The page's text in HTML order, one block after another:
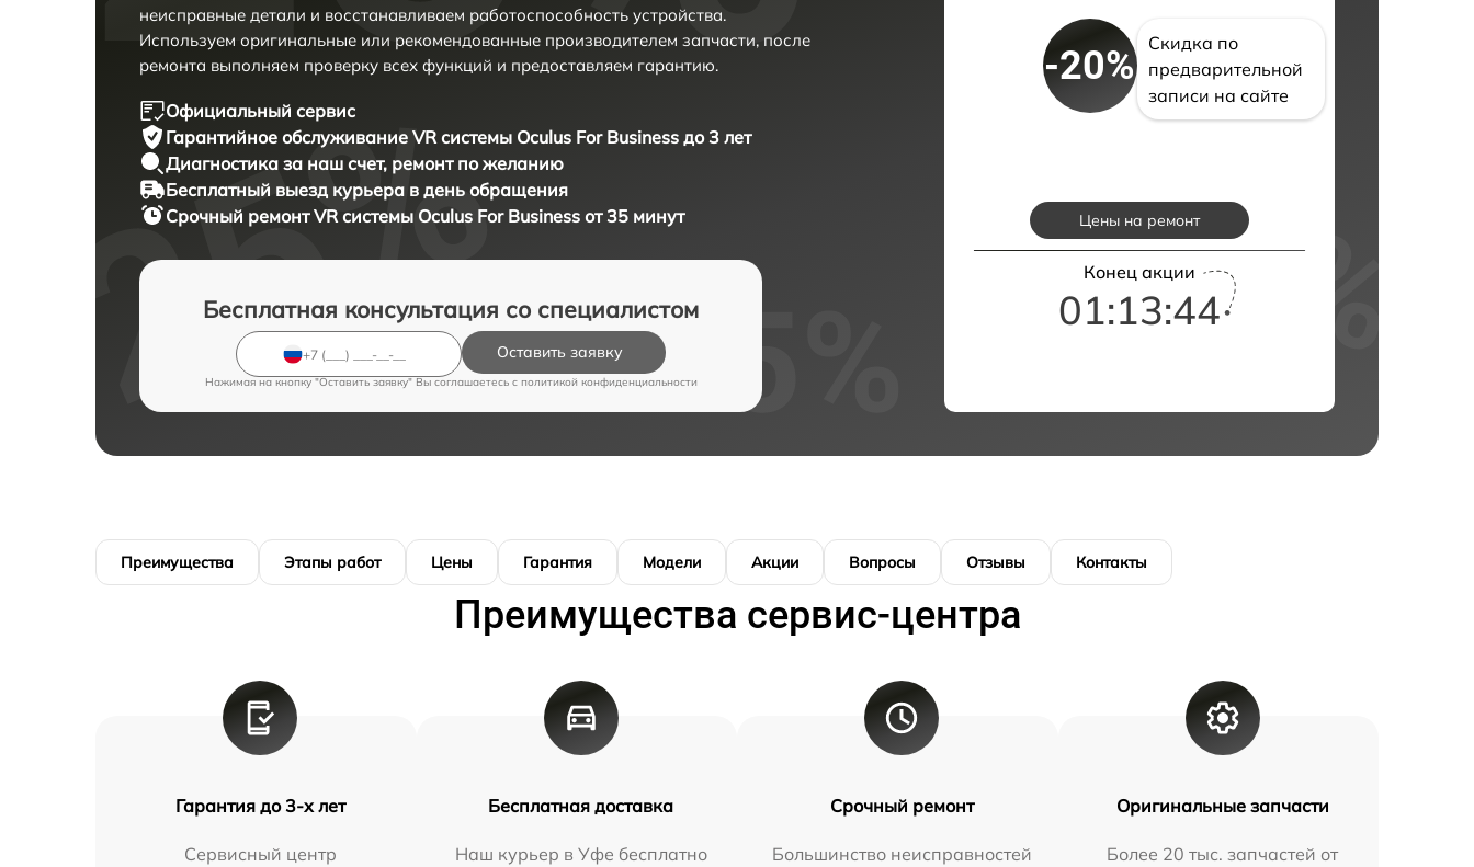
неисправные детали и восстанавливаем работоспособность устройства.
Используем оригинальные или рекомендованные производителем запчасти, после
ремонта выполняем проверку всех функций и предоставляем гарантию.
Официальный сервис
Гарантийное обслуживание VR системы Oculus For Business до 3 лет
Диагностика за наш счет, ремонт по желанию
Бесплатный выезд курьера в день обращения
Срочный ремонтVR системы Oculus For Business от 35 минут
Бесплатная консультация со специалистом
Оставить заявку
Нажимая на кнопку "Оставить заявку" Вы соглашаетесь c политикой конфиденциальности
-20%
Скидка по
предварительной
записи на сайте
Цены на ремонт
Конец акции
01:13:43
Преимущества Этапы работ Цены Гарантия Модели Акции Вопросы Отзывы Контакты
Преимущества сервис-центра
Гарантия до 3-х лет
Сервисный центр
Бесплатная доставка
Наш курьер в Уфе бесплатно
Срочный ремонт
Большинство неисправностей
Оригинальные запчасти
Более 20 тыс. запчастей от